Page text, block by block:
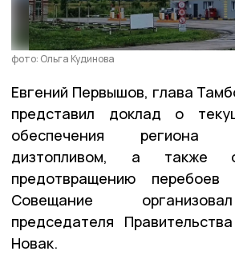
фото: Ольга Кудинова
Евгений Первышов, глава
представил доклад о
обеспечения
дизтопливом, а
предотвращению перебоев
Совещание организовал
председателя
Новак.